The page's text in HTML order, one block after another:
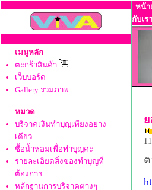
เมนูหลัก
ตะกร้าสินค้า
เว็บบอร์ด
Gallery รวมภาพ
หมวด
บริจาคเงินทำบุญเพียงอย่าง
เดียว
ซื้อน้ำหอมเพื่อทำบุญค่ะ
รายละเอิยดสิ่งของทำบุญที่
ต้องการ
หลักฐานการบริจาคต่างๆ
หน้า
กับเรา